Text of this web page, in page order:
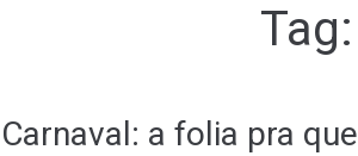
Tag:
Carnaval: a folia pra